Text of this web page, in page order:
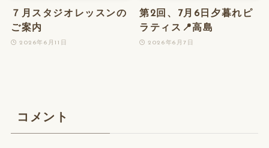
７月スタジオレッスンの
ご案内
2026年6月11日
第2回、7月6日夕暮れピ
ラティス📍高島
2026年6月7日
コメント